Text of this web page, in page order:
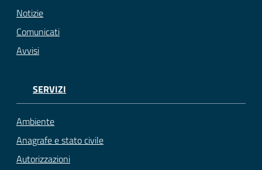
Notizie
Comunicati
Avvisi
SERVIZI
Ambiente
Anagrafe e stato civile
Autorizzazioni